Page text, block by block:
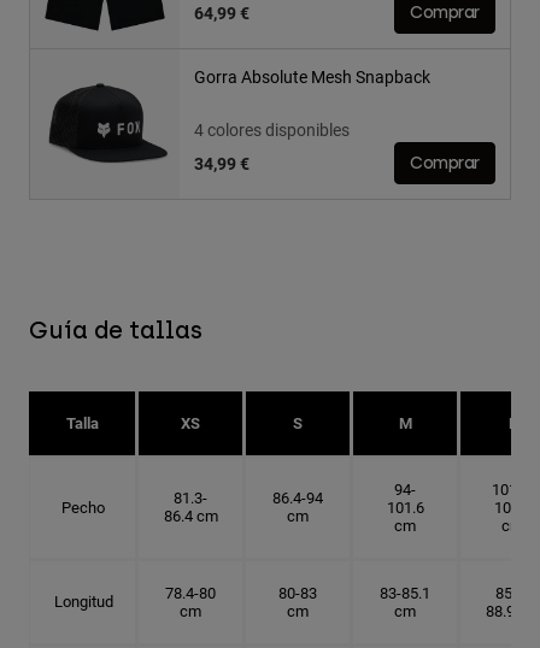
64,99 €
Comprar
Gorra Absolute Mesh Snapback
4 colores disponibles
34,99 €
Comprar
Guía de tallas
Talla XS S M L
Pecho
81.3-
86.4 cm
86.4-94
cm
94-
101.6
cm
101.6-
109.2
cm
Longitud
78.4-80
cm
80-83
cm
83-85.1
cm
85.1-
88.9 cm